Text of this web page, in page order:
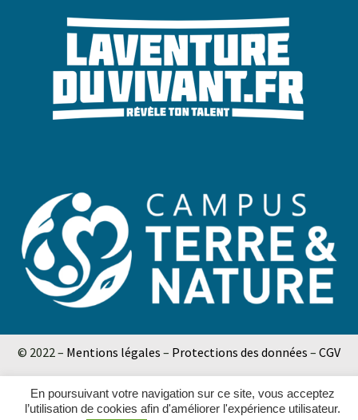
© 2022 – Mentions légales – Protections des données – CGV
En poursuivant votre navigation sur ce site, vous acceptez
l’utilisation de cookies afin d'améliorer l'expérience utilisateur.